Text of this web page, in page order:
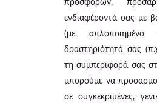
ενδιαφέροντά σας με
(με
δραστηριότητά σας
τη συμπεριφορά σας
μπορούμε να
σε συγκεκριμένες,